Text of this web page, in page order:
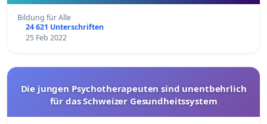
Bildung für Alle
24 621 Unterschriften
25 Feb 2022
Die jungen Psychotherapeuten sind unentbehrlich
für das Schweizer Gesundheitssystem